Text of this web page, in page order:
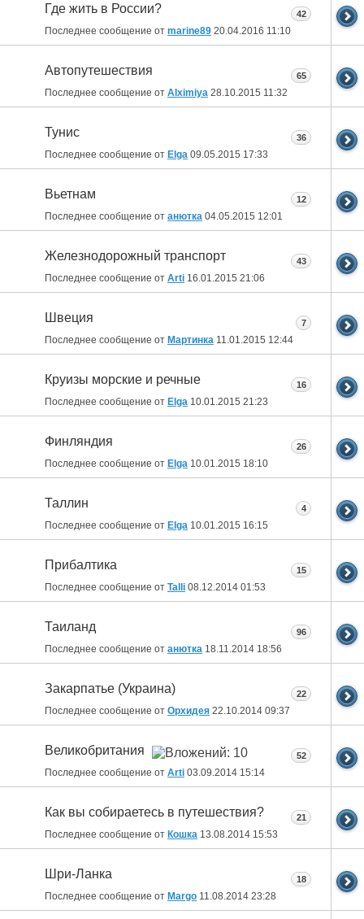
Где жить в России?
Последнее сообщение от marine89 20.04.2016 11:10
42
Автопутешествия
Последнее сообщение от Alximiya 28.10.2015 11:32
65
Тунис
Последнее сообщение от Elga 09.05.2015 17:33
36
Вьетнам
Последнее сообщение от анютка 04.05.2015 12:01
12
Железнодорожный транспорт
Последнее сообщение от Arti 16.01.2015 21:06
43
Швеция
Последнее сообщение от Мартинка 11.01.2015 12:44
7
Круизы морские и речные
Последнее сообщение от Elga 10.01.2015 21:23
16
Финляндия
Последнее сообщение от Elga 10.01.2015 18:10
26
Таллин
Последнее сообщение от Elga 10.01.2015 16:15
4
Прибалтика
Последнее сообщение от Talli 08.12.2014 01:53
15
Таиланд
Последнее сообщение от анютка 18.11.2014 18:56
96
Закарпатье (Украина)
Последнее сообщение от Орхидея 22.10.2014 09:37
22
Великобритания
Последнее сообщение от Arti 03.09.2014 15:14
52
Как вы собираетесь в путешествия?
Последнее сообщение от Кошка 13.08.2014 15:53
21
Шри-Ланка
Последнее сообщение от Margo 11.08.2014 23:28
18